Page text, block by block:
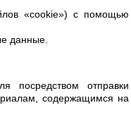
«cookie») с помощью
данные.
посредством отправки
содержащимся на